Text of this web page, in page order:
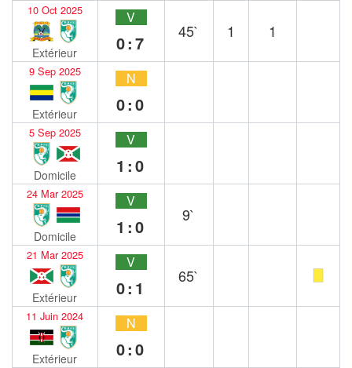
10 Oct 2025
Extérieur
V
0:7
45` 1 1
9 Sep 2025
Extérieur
N
0:0
5 Sep 2025
Domicile
V
1:0
24 Mar 2025
Domicile
V
1:0
9`
21 Mar 2025
Extérieur
V
0:1
65`
11 Juin 2024
Extérieur
N
0:0